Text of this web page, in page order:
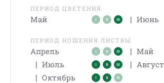
ПЕРИОД ЦВЕТЕНИЯ
Май | Июнь
ПЕРИОД НОШЕНИЯ ЛИСТВЫ
Апрель | Май
| Июль | Август
| Октябрь